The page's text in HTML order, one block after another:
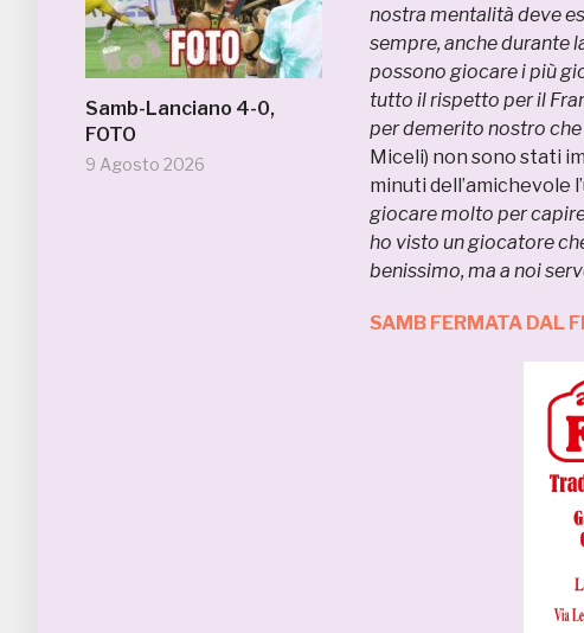
Samb-Lanciano 4-0,
FOTO
9 Agosto 2026
nostra mentalità deve
sempre, anche durante
possono giocare i più
tutto il rispetto per il
per demerito nostro
Miceli) non sono stati
minuti dell’amichevole
giocare molto per
ho visto un giocatore
benissimo, ma a noi
SAMB FERMATA DAL